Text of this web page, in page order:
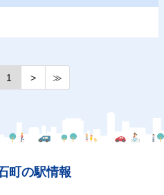
1 > ≫
町の駅情報